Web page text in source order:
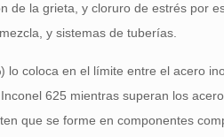
de la grieta, y cloruro de estrés por
y sistemas de tuberías.
lo coloca en el límite entre el acero
625 mientras superan los
que se forme en componentes